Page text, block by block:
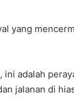
yang
adalah
jalanan di